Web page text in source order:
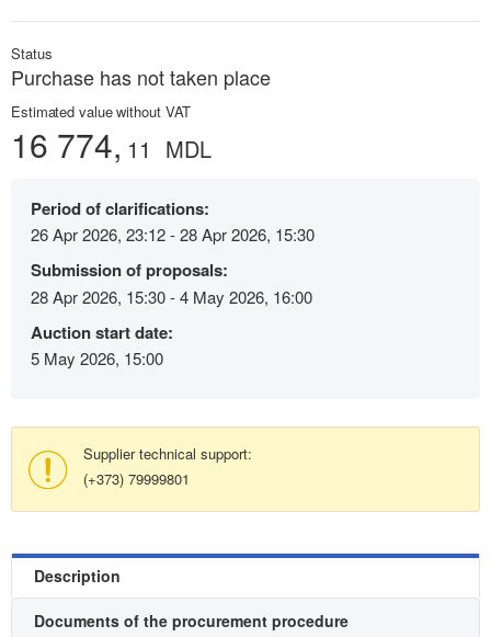
Status
Purchase has not taken place
Estimated value without VAT
16 774, 11 MDL
Period of clarifications:
26 Apr 2026, 23:12 - 28 Apr 2026, 15:30
Submission of proposals:
28 Apr 2026, 15:30 - 4 May 2026, 16:00
Auction start date:
5 May 2026, 15:00
Supplier technical support:
(+373) 79999801
Description
Documents of the procurement procedure